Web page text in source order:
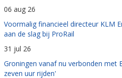
06 aug 26
Voormalig financieel directeur KLM
aan de slag bij ProRail
31 jul 26
Groningen vanaf nu verbonden met
zeven uur rijden'